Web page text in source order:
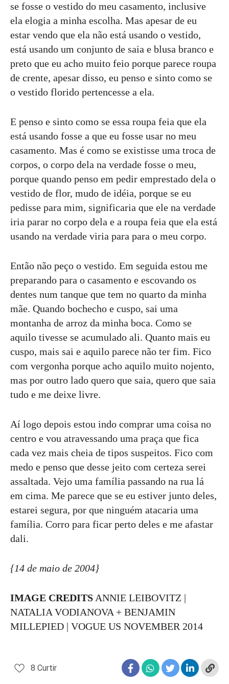
se fosse o vestido do meu casamento, inclusive
ela elogia a minha escolha. Mas apesar de eu
estar vendo que ela não está usando o vestido,
está usando um conjunto de saia e blusa branco e
preto que eu acho muito feio porque parece roupa
de crente, apesar disso, eu penso e sinto como se
o vestido florido pertencesse a ela.
E penso e sinto como se essa roupa feia que ela
está usando fosse a que eu fosse usar no meu
casamento. Mas é como se existisse uma troca de
corpos, o corpo dela na verdade fosse o meu,
porque quando penso em pedir emprestado dela o
vestido de flor, mudo de idéia, porque se eu
pedisse para mim, significaria que ele na verdade
iria parar no corpo dela e a roupa feia que ela está
usando na verdade viria para para o meu corpo.
Então não peço o vestido. Em seguida estou me
preparando para o casamento e escovando os
dentes num tanque que tem no quarto da minha
mãe. Quando bochecho e cuspo, sai uma
montanha de arroz da minha boca. Como se
aquilo tivesse se acumulado ali. Quanto mais eu
cuspo, mais sai e aquilo parece não ter fim. Fico
com vergonha porque acho aquilo muito nojento,
mas por outro lado quero que saia, quero que saia
tudo e me deixe livre.
Aí logo depois estou indo comprar uma coisa no
centro e vou atravessando uma praça que fica
cada vez mais cheia de tipos suspeitos. Fico com
medo e penso que desse jeito com certeza serei
assaltada. Vejo uma família passando na rua lá
em cima. Me parece que se eu estiver junto deles,
estarei segura, por que ninguém atacaria uma
família. Corro para ficar perto deles e me afastar
dali.
{14 de maio de 2004}
IMAGE CREDITSANNIE LEIBOVITZ |
NATALIA VODIANOVA + BENJAMIN
MILLEPIED | VOGUE US NOVEMBER 2014
8 Curtir